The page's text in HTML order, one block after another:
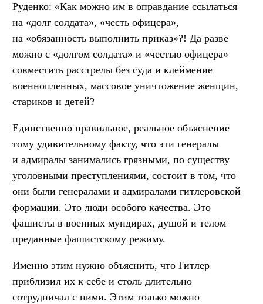
Руденко: «Как можно им в оправдание ссылаться
на «долг солдата», «честь офицера»,
на «обязанность выполнить приказ»?! Да разве
можно с «долгом солдата» и «честью офицера»
совместить расстрелы без суда и клеймение
военнопленных, массовое уничтожение женщин,
стариков и детей?
Единственно правильное, реальное объяснение
тому удивительному факту, что эти генералы
и адмиралы занимались грязными, по существу
уголовными преступлениями, состоит в том, что
они были генералами и адмиралами гитлеровской
формации. Это люди особого качества. Это
фашисты в военных мундирах, душой и телом
преданные фашистскому режиму.
Именно этим нужно объяснить, что Гитлер
приблизил их к себе и столь длительно
сотрудничал с ними. Этим только можно